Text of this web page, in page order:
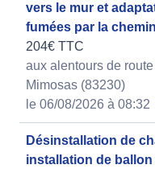
vers le mur et
fumées par la
204€ TTC
aux alentours de
Mimosas (83230)
le 06/08/2026 à 08:32
Désinstallation de
installation de